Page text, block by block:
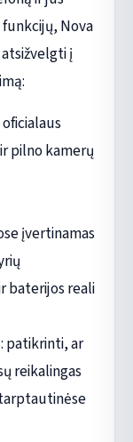
Nova
į
pilno kamerų
įvertinamas
baterijos reali
patikrinti, ar
reikalingas